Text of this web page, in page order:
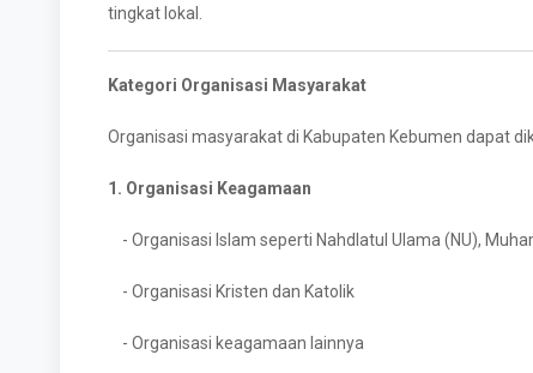
tingkat lokal.
Kategori Organisasi Masyarakat
Organisasi masyarakat di Kabupaten Kebumen dapat
1. Organisasi Keagamaan
- Organisasi Islam seperti Nahdlatul Ulama (NU),
- Organisasi Kristen dan Katolik
- Organisasi keagamaan lainnya